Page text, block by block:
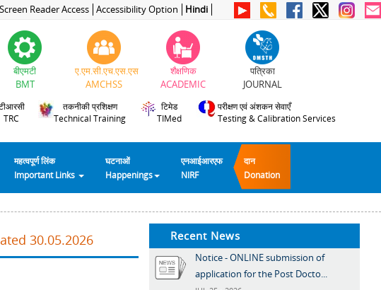
Screen Reader Access Accessibility Option Hindi
बीएमटी
BMT
ए.एम.सी.एच.एस.एस
AMCHSS
शैक्षणिक
ACADEMIC
पत्रिका
JOURNAL
TRC
तकनीकी प्रशिक्षण
Technical Training
टिमेड
TIMed
परीक्षण एवं अंशकन सेवाएँ
Testing & Calibration Services
महत्वपूर्ण लिंक
Important Links
घटनाओं
Happenings
एनआईआरएफ
NIRF
दान
Donation
30.05.2026 Recent News
Notice - ONLINE submission of
application for the Post Docto...